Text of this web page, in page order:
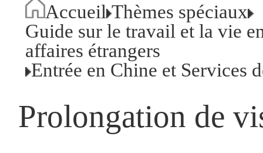
Accueil Thèmes spéciaux
Guide sur le travail et la vie
affaires étrangers
Entrée en Chine et Services
Prolongation de